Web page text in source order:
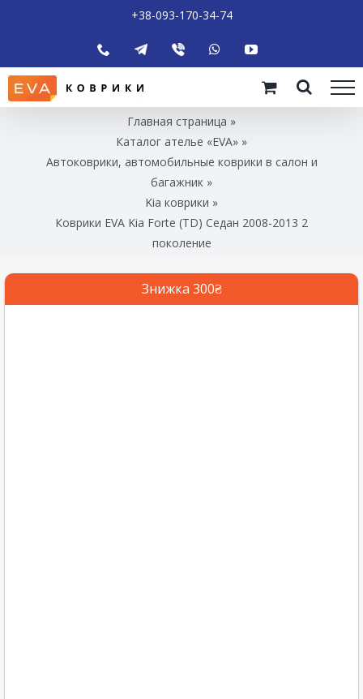
+38-093-170-34-74
Главная страница »
Каталог ателье «EVA» »
Автоковрики, автомобильные коврики в салон и
багажник »
Kia коврики »
Коврики EVA Kia Forte (TD) Седан 2008-2013 2
поколение
Знижка 300₴